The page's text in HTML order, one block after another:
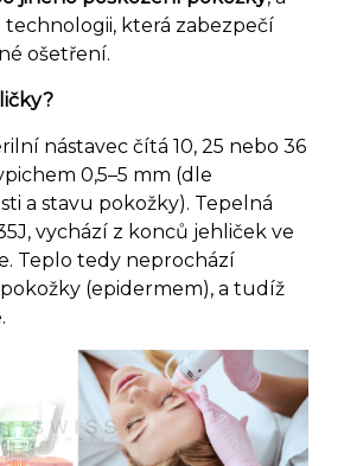
která zabezpečí
ošetření.
nástavec čítá 10, 25 nebo 36
0,5–5 mm (dle
a stavu pokožky). Tepelná
vychází z konců jehliček ve
Teplo tedy neprochází
(epidermem), a tudíž